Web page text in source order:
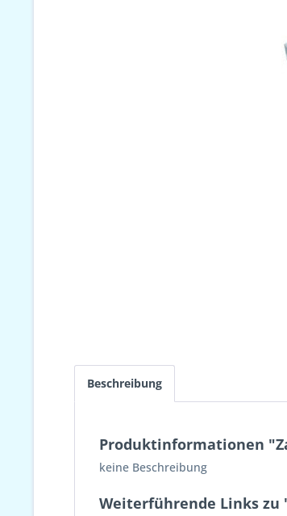
Beschreibung
Produktinformationen
keine Beschreibung
Weiterführende Links zu